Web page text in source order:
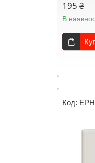
195 ₴
В